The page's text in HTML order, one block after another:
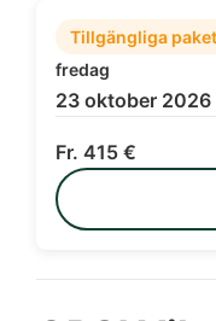
Tillgängliga paket
fredag
23 oktober 2026
415 €